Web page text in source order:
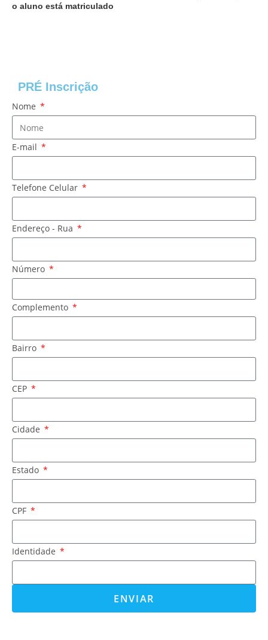
o aluno está matriculado
PRÉ Inscrição
Nome
E-mail
Telefone Celular
Endereço - Rua
Número
Complemento
Bairro
CEP
Cidade
Estado
CPF
Identidade
ENVIAR